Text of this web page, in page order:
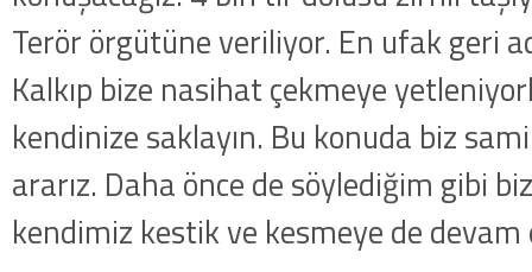
Terör örgütüne veriliyor. En ufak geri
Kalkıp bize nasihat çekmeye
kendinize saklayın. Bu konuda biz
ararız. Daha önce de söylediğim gibi
kendimiz kestik ve kesmeye de devam